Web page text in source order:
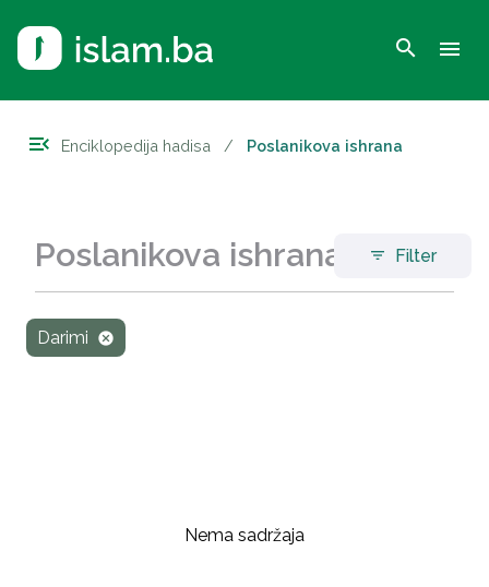
search menu
menu_open Enciklopedija hadisa / Poslanikova ishrana
filter_list Filter
Poslanikova ishrana
Darimi cancel
Nema sadržaja